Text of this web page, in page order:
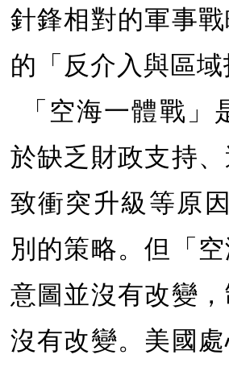
針鋒相對的軍事
的「反介入與區
「空海一體戰
於缺乏財政支持
致衝突升級等原
別的策略。但「
意圖並沒有改變
沒有改變。美國